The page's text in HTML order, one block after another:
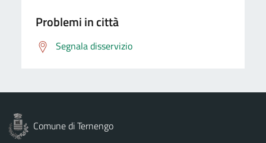
Problemi in città
Segnala disservizio
Comune di Ternengo